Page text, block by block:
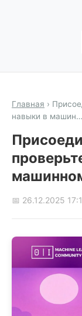
Главная ›
навыки в машин…
📅 26.12.2025